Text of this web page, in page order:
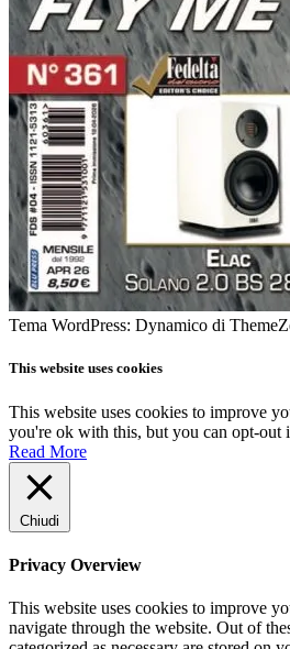
Tema WordPress: Dynamico di
This website uses cookies
This website uses cookies to improve
you're ok with this, but you can opt-out
Read More
Chiudi
Privacy Overview
This website uses cookies to improve
navigate through the website. Out of